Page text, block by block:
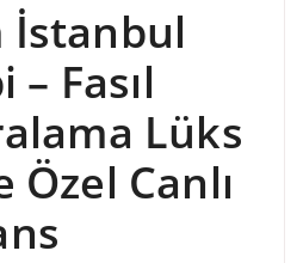
İstanbul
– Fasıl
Lüks
Canlı